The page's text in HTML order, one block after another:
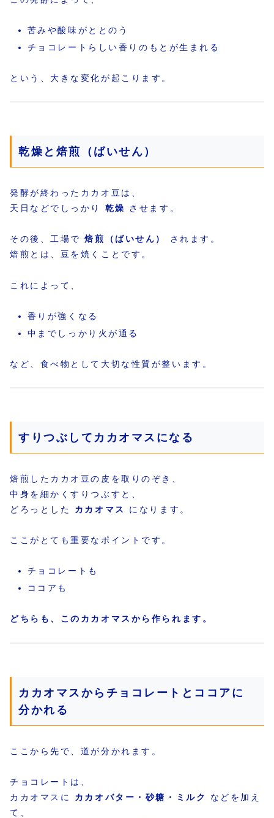
苦みや酸味がととのう
チョコレートらしい香りのもとが生まれる
という、大きな変化が起こります。
乾燥と焙煎（ばいせん）
発酵が終わったカカオ豆は、
天日などでしっかり 乾燥 させます。
その後、工場で焙煎（ばいせん）
されます。
焙煎とは、豆を焼くことです。
これによって、
香りが強くなる
中までしっかり火が通る
など、食べ物として大切な性質が整います。
すりつぶしてカカオマスになる
焙煎したカカオ豆の皮を取りのぞき、
中身を細かくすりつぶすと、
どろっとした カカオマス になります。
ここがとても重要なポイントです。
チョコレートも
ココアも
どちらも、このカカオマスから作られます。
カカオマスからチョコレートとココアに
分かれる
ここから先で、道が分かれます。
チョコレートは、
カカオマスに カカオバター・砂糖・ミルク
などを加え
て、